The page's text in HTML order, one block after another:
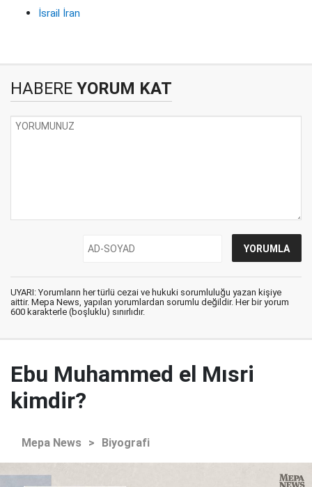
İsrail İran
HABERE YORUM KAT
UYARI: Yorumların her türlü cezai ve hukuki sorumluluğu yazan kişiye
aittir. Mepa News, yapılan yorumlardan sorumlu değildir. Her bir yorum
600 karakterle (boşluklu) sınırlıdır.
Ebu Muhammed el Mısri
kimdir?
Mepa News > Biyografi